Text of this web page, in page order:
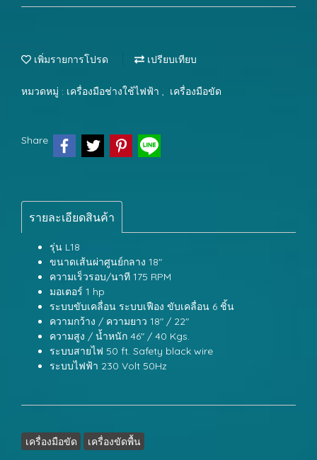
เพิ่มรายการโปรด เปรียบเทียบ
หมวดหมู่ : เครื่องมือช่างใช้ไฟฟ้า , เครื่องมือขัด
Share
รายละเอียดสินค้า
รุ่น L18
ขนาดเส้นผ่าศูนย์กลาง 18"
ความเร็วรอบ/นาที 175 RPM
มอเตอร์ 1 hp
ระบบขับเคลื่อน ระบบเฟือง ขับเคลื่อน 6 ชิ้น
ความกว้าง / ความยาว 18" / 22"
ความสูง / น้ำหนัก 46" / 40 Kgs.
ระบบสายไฟ 50 ft. Safety black wire
ระบบไฟฟ้า 230 Volt 50Hz
เครื่องมือขัด เครื่องขัดพื้น